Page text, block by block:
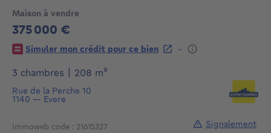
Maison à vendre
375 000 €
375000€
Simuler mon crédit pour ce bien
-
3 chambres
208 m²
Rue de la Perche 10
1140 — Evere
Immoweb code : 21615327 Signalement